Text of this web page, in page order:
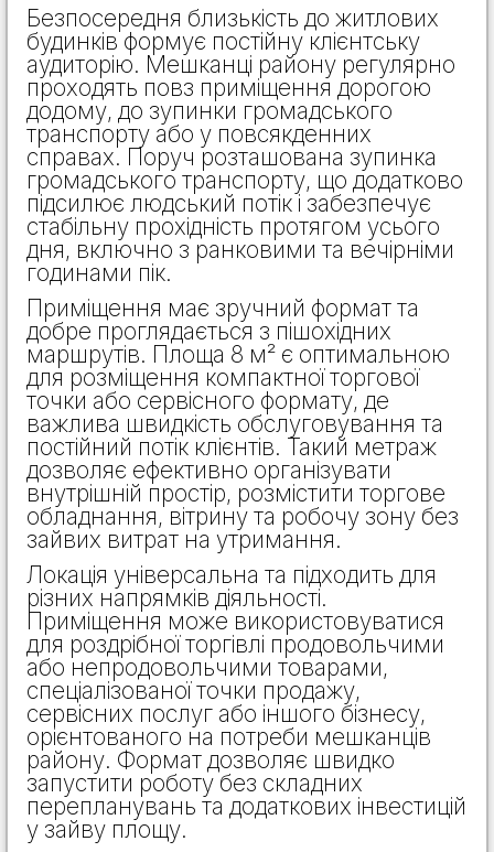
Безпосередня близькість до житлових
будинків формує постійну клієнтську
аудиторію. Мешканці району регулярно
проходять повз приміщення дорогою
додому, до зупинки громадського
транспорту або у повсякденних
справах. Поруч розташована зупинка
громадського транспорту, що додатково
підсилює людський потік і забезпечує
стабільну прохідність протягом усього
дня, включно з ранковими та вечірніми
годинами пік.
Приміщення має зручний формат та
добре проглядається з пішохідних
маршрутів. Площа 8 м² є оптимальною
для розміщення компактної торгової
точки або сервісного формату, де
важлива швидкість обслуговування та
постійний потік клієнтів. Такий метраж
дозволяє ефективно організувати
внутрішній простір, розмістити торгове
обладнання, вітрину та робочу зону без
зайвих витрат на утримання.
Локація універсальна та підходить для
різних напрямків діяльності.
Приміщення може використовуватися
для роздрібної торгівлі продовольчими
або непродовольчими товарами,
спеціалізованої точки продажу,
сервісних послуг або іншого бізнесу,
орієнтованого на потреби мешканців
району. Формат дозволяє швидко
запустити роботу без складних
перепланувань та додаткових інвестицій
у зайву площу.